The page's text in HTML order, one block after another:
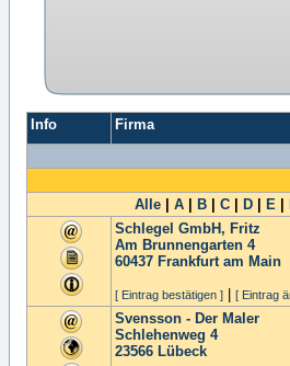
Info
Firma
Alle
A B C D E
Schlegel GmbH, Fritz
Am Brunnengarten 4
60437 Frankfurt am Main
[ Eintrag bestätigen ] [ Eintrag
Svensson - Der Maler
Schlehenweg 4
23566 Lübeck